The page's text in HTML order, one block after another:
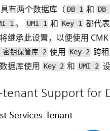
有两个数据库（ DB 1 和 DB
1。 UMI 1 和 Key 1都代
继承此设置，以便使用 CMK
钥保管库 2 使用 Key 2跨
据库使用 Key 2 和 UMI 2设